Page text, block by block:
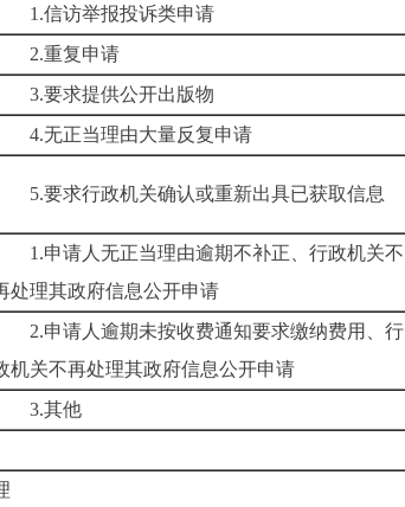
1.信访举报投诉类申请
2.重复申请
3.要求提供公开出版物
4.无正当理由大量反复申请
5.要求行政机关确认或重新出具已获取信息
1.申请人无正当理由逾期不补正、行政机关不
处理其政府信息公开申请
2.申请人逾期未按收费通知要求缴纳费用、行
机关不再处理其政府信息公开申请
3.其他